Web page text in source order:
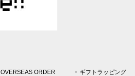
OVERSEAS ORDER ギフトラッピング